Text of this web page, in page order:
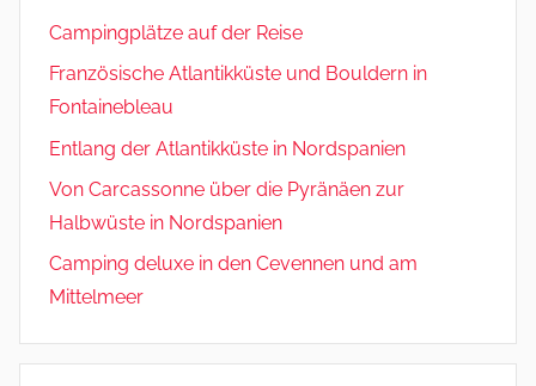
Campingplätze auf der Reise
Französische Atlantikküste und Bouldern in
Fontainebleau
Entlang der Atlantikküste in Nordspanien
Von Carcassonne über die Pyränäen zur
Halbwüste in Nordspanien
Camping deluxe in den Cevennen und am
Mittelmeer